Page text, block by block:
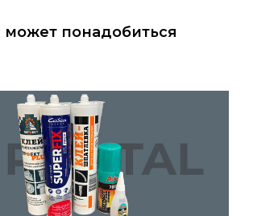
может понадобиться